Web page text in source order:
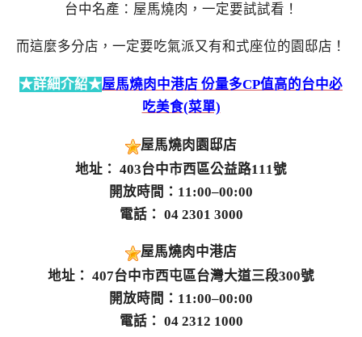
台中名產：屋馬燒肉，一定要試試看！
而這麼多分店，一定要吃氣派又有和式座位的園邸店！
★詳細介紹★屋馬燒肉中港店 份量多CP值高的台中必
吃美食(菜單)
屋馬燒肉園邸店
地址： 403台中市西區公益路111號
開放時間：11:00–00:00
電話： 04 2301 3000
屋馬燒肉中港店
地址： 407台中市西屯區台灣大道三段300號
開放時間：11:00–00:00
電話： 04 2312 1000